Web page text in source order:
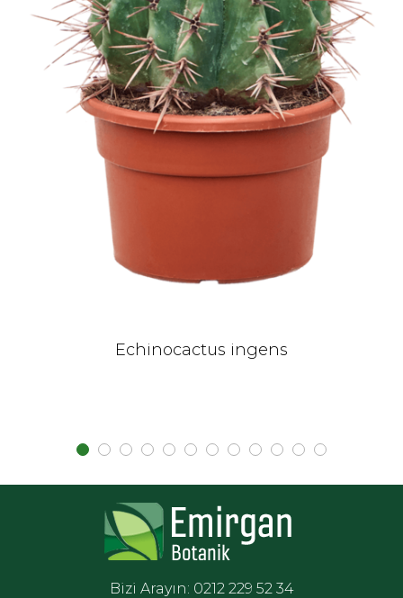
Echinocactus ingens
Bizi Arayın: 0212 229 52 34